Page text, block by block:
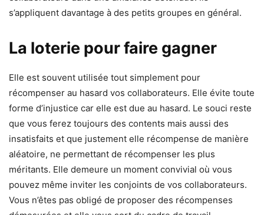
s’appliquent davantage à des petits groupes en général.
La loterie pour faire gagner
Elle est souvent utilisée tout simplement pour
récompenser au hasard vos collaborateurs. Elle évite toute
forme d’injustice car elle est due au hasard. Le souci reste
que vous ferez toujours des contents mais aussi des
insatisfaits et que justement elle récompense de manière
aléatoire, ne permettant de récompenser les plus
méritants. Elle demeure un moment convivial où vous
pouvez même inviter les conjoints de vos collaborateurs.
Vous n’êtes pas obligé de proposer des récompenses